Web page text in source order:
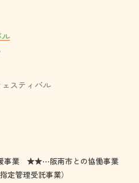
スティバル
事業 ★★⋯阪南市との協働事業
管理受託事業）